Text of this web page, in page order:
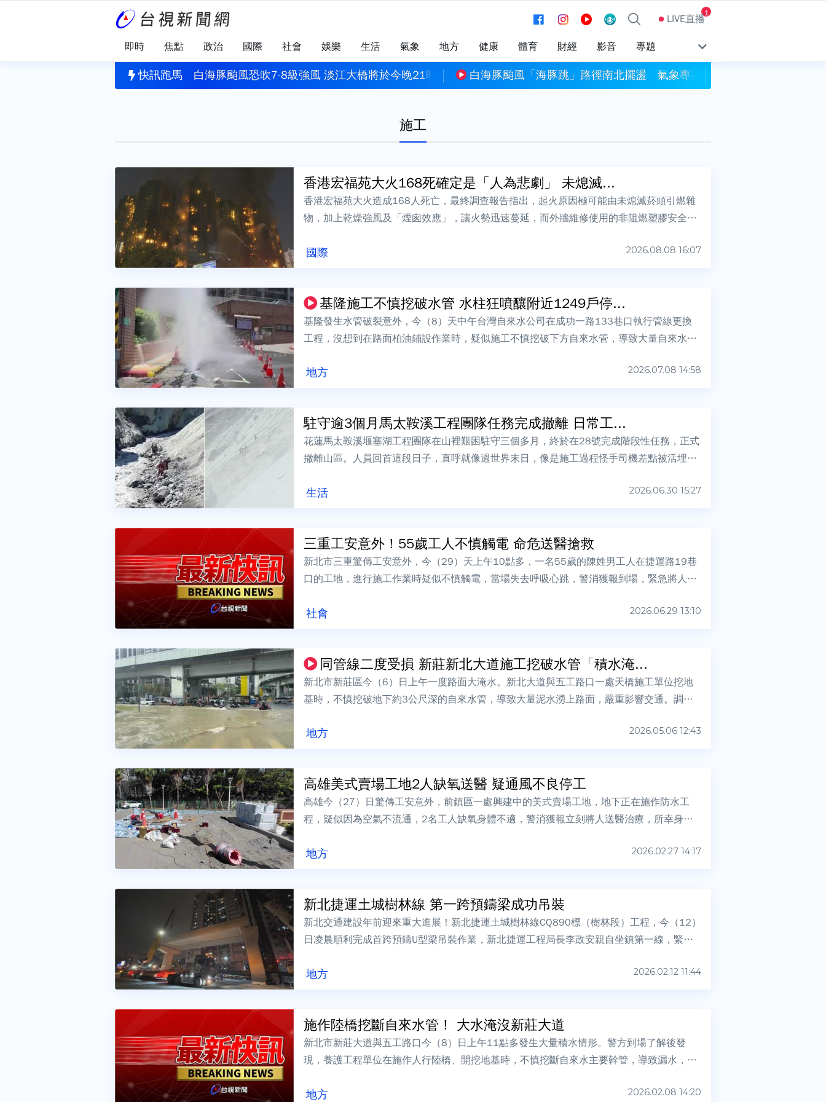
LIVE直播1
即時 焦點 政治 國際 社會 娛樂 生活 氣象 地方 健康 體育 財經 影音 專題
快訊跑馬
風」民眾驚呆！ 強風吹飛民宅屋頂「破一大洞」白海豚颱風恐吹7-8級強風 淡江大橋將於今晚21時封閉人行道及機車道白海豚颱風「海豚跳」路徑南北擺盪 氣象專家：與雙眼牆結構有關
施工
國際
香港宏福苑大火168死確定是「人為悲劇」 未熄滅...
2026.08.08 16:07
香港宏福苑大火造成168人死亡，最終調查報告指出，起火原因極可能由未熄滅菸頭引燃雜
物，加上乾燥強風及「煙囪效應」，讓火勢迅速蔓延，而外牆維修使用的非阻燃塑膠安全網
地方
基隆施工不慎挖破水管 水柱狂噴釀附近1249戶停...
2026.07.08 14:58
基隆發生水管破裂意外，今（8）天中午台灣自來水公司在成功一路133巷口執行管線更換
工程，沒想到在路面柏油鋪設作業時，疑似施工不慎挖破下方自來水管，導致大量自來水瞬
生活
駐守逾3個月馬太鞍溪工程團隊任務完成撤離 日常工...
2026.06.30 15:27
花蓮馬太鞍溪堰塞湖工程團隊在山裡艱困駐守三個多月，終於在28號完成階段性任務，正式
撤離山區。人員回首這段日子，直呼就像過世界末日，像是施工過程怪手司機差點被活埋沖
社會
三重工安意外！55歲工人不慎觸電 命危送醫搶救
2026.06.29 13:10
新北市三重驚傳工安意外，今（29）天上午10點多，一名55歲的陳姓男工人在捷運路19巷
口的工地，進行施工作業時疑似不慎觸電，當場失去呼吸心跳，警消獲報到場，緊急將人送
地方
同管線二度受損 新莊新北大道施工挖破水管「積水淹...
2026.05.06 12:43
新北市新莊區今（6）日上午一度路面大淹水。新北大道與五工路口一處天橋施工單位挖地
基時，不慎挖破地下約3公尺深的自來水管，導致大量泥水湧上路面，嚴重影響交通。調查
地方
高雄美式賣場工地2人缺氧送醫 疑通風不良停工
2026.02.27 14:17
高雄今（27）日驚傳工安意外，前鎮區一處興建中的美式賣場工地，地下正在施作防水工
程，疑似因為空氣不流通，2名工人缺氧身體不適，警消獲報立刻將人送醫治療，所幸身體
地方
新北捷運土城樹林線 第一跨預鑄梁成功吊裝
2026.02.12 11:44
新北交通建設年前迎來重大進展！新北捷運土城樹林線CQ890標（樹林段）工程，今（12）
日凌晨順利完成首跨預鑄U型梁吊裝作業，新北捷運工程局長李政安親自坐鎮第一線，緊盯
地方
施作陸橋挖斷自來水管！ 大水淹沒新莊大道
2026.02.08 14:20
新北市新莊大道與五工路口今（8）日上午11點多發生大量積水情形。警方到場了解後發
現，養護工程單位在施作人行陸橋、開挖地基時，不慎挖斷自來水主要幹管，導致漏水，路